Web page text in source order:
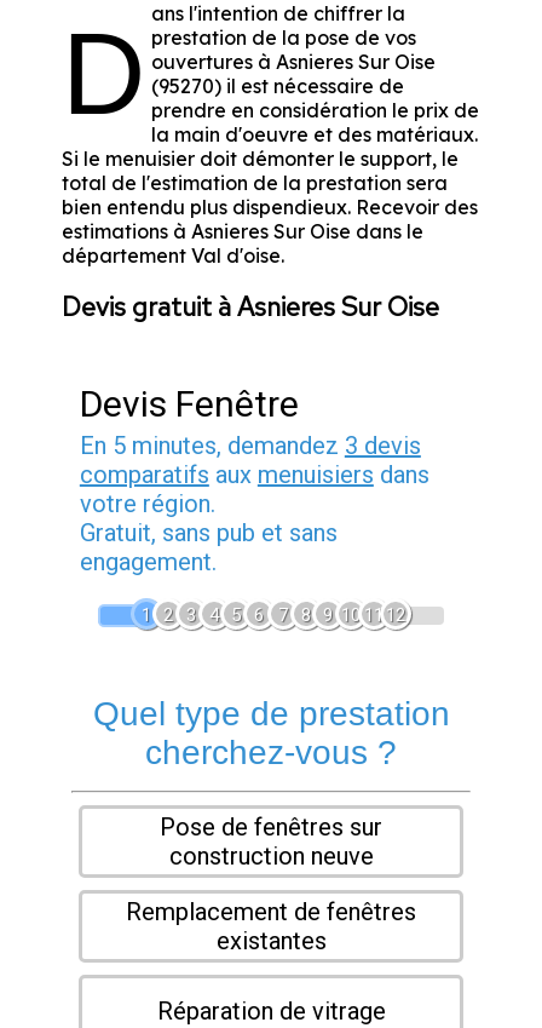
D ans l'intention de chiffrer la
prestation de la pose de vos
ouvertures à Asnieres Sur Oise
(95270) il est nécessaire de
prendre en considération le prix de
la main d'oeuvre et des matériaux.
Si le menuisier doit démonter le support, le
total de l'estimation de la prestation sera
bien entendu plus dispendieux. Recevoir des
estimations à Asnieres Sur Oise dans le
département Val d'oise.
Devis gratuit à Asnieres Sur Oise
Devis Fenêtre
En 5 minutes, demandez 3 devis
comparatifs aux menuisiers dans
votre région.
Gratuit, sans pub et sans
engagement.
1 2 3 4 5 6 7 8 9 1011 12
Quel type de prestation
cherchez-vous ?
Pose de fenêtres sur
construction neuve
Remplacement de fenêtres
existantes
Réparation de vitrage